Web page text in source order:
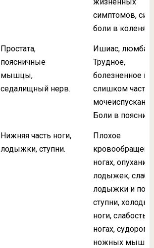
симптомов,
боли в коленях.
Простата,
поясничные
мышцы,
седалищный нерв.
Ишиас,
Трудное,
болезненное
слишком частое
Боли в
Нижняя часть ноги,
лодыжки, ступни.
Плохое
ногах, опухание
лодыжек,
лодыжки и
ступни,
ноги, слабость и
ногах, судороги
ножных мышц.